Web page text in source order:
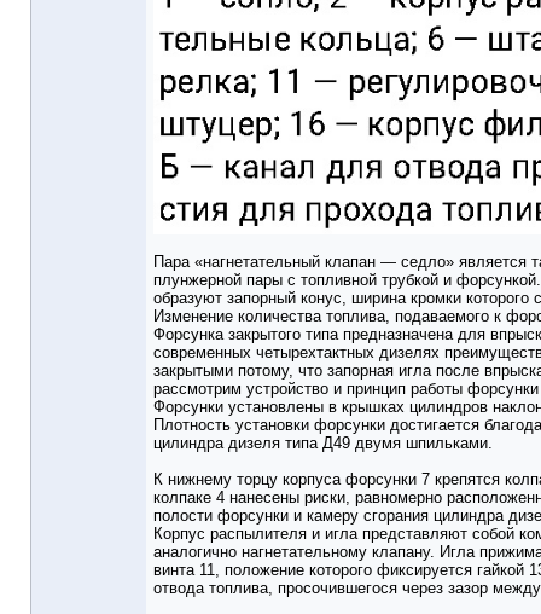
Пара «нагнетательный клапан — седло» является
плунжерной пары с топливной трубкой и
образуют запорный конус, ширина кромки
Изменение количества топлива, подаваемого к
Форсунка закрытого типа предназначена для
современных четырехтактных дизелях
закрытыми потому, что запорная игла после
рассмотрим устройство и принцип работы
Форсунки установлены в крышках цилиндров
Плотность установки форсунки достигается
цилиндра дизеля типа Д49 двумя шпильками.
К нижнему торцу корпуса форсунки 7 крепятся
колпаке 4 нанесены риски, равномерно
полости форсунки и камеру сгорания цилиндра
Корпус распылителя и игла представляют собой
аналогично нагнетательному клапану. Игла
винта 11, положение которого фиксируется гайкой
отвода топлива, просочившегося через зазор